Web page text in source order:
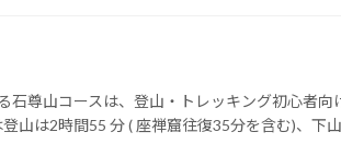
石尊山コースは、登山・トレッキング初心者向
山は2時間55 分 ( 座禅窟往復35分を含む)、下